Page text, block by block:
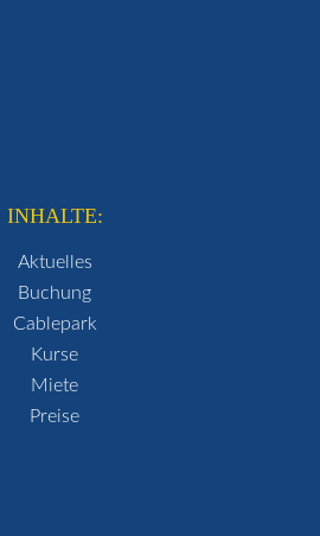
INHALTE:
Aktuelles
Buchung
Cablepark
Kurse
Miete
Preise